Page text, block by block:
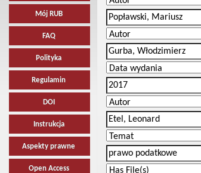
Mój RUB
FAQ
Polityka
Regulamin
DOI
Instrukcja
Aspekty prawne
Open Access